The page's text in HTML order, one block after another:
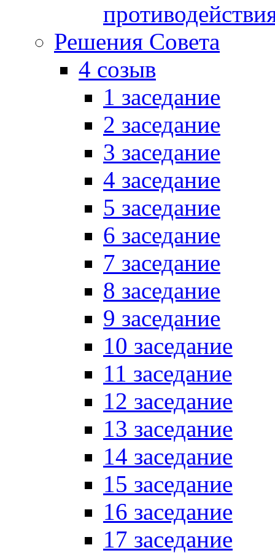
Решения Совета
4 созыв
1 заседание
2 заседание
3 заседание
4 заседание
5 заседание
6 заседание
7 заседание
8 заседание
9 заседание
10 заседание
11 заседание
12 заседание
13 заседание
14 заседание
15 заседание
16 заседание
17 заседание